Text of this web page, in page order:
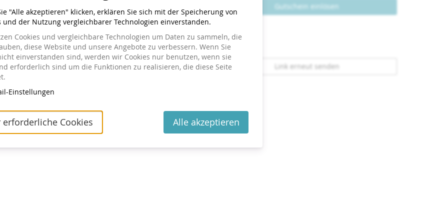
Gutschein einlösen
haben
einsehen oder ändern wollen, klicken Sie auf den Link in
haben. Wenn Sie den Link nicht finden können,
Zusenden des Links anzufordern.
Link erneut senden
"Alle akzeptieren" klicken, erklären Sie sich mit der Speicherung von
und der Nutzung vergleichbarer Technologien einverstanden.
Cookies und vergleichbare Technologien um Daten zu sammeln, die
diese Website und unsere Angebote zu verbessern. Wenn Sie
einverstanden sind, werden wir Cookies nur benutzen, wenn sie
erforderlich sind um die Funktionen zu realisieren, die diese Seite
Einstellungen
erforderliche Cookies Alle akzeptieren